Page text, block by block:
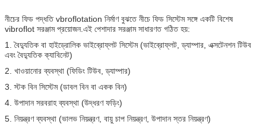
নীচের ফিড পদ্ধতি vbroflotation নির্মাণ বুঝতে নীচে ফিড সিস্টেম সঙ্গে একটি বিশেষ
vibroflot সরঞ্জাম প্রয়োজন.এই পেশাদার সরঞ্জাম সাধারণত গঠিত হয়:
1. বৈদ্যুতিক বা হাইড্রোলিক ভাইব্রোফ্লট সিস্টেম (ভাইব্রোফ্লট, ড্যাম্পার, এক্সটেনশন টিউব
এবং বৈদ্যুতিক ক্যাবিনেট)
2. খাওয়ানোর ব্যবস্থা (ফিডিং টিউব, ড্যাম্পার)
3. স্টক বিন সিস্টেম (ডাবল বিন বা একক বিন)
4. উপাদান সরবরাহ ব্যবস্থা (উদ্ধরণ ফড়িং)
5. নিয়ন্ত্রণ ব্যবস্থা (ভালভ নিয়ন্ত্রণ, বায়ু চাপ নিয়ন্ত্রণ, উপাদান স্তর নিয়ন্ত্রণ)